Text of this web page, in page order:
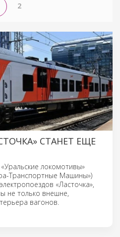
2
СТАНЕТ ЕЩЕ
локомотивы»
Транспортные Машины»)
«Ласточка»,
не только внешне,
вагонов.